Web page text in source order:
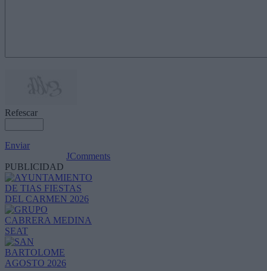
Refescar
Enviar
JComments
PUBLICIDAD